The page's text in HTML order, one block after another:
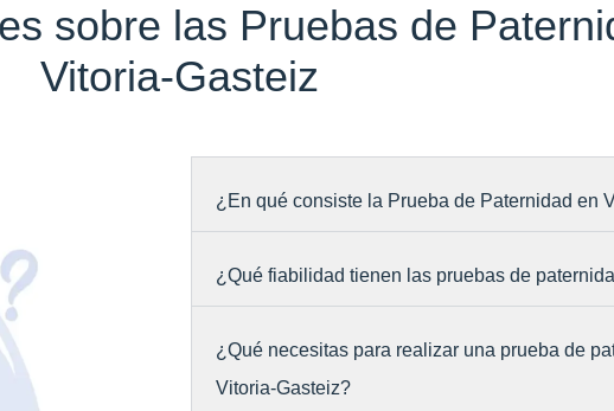
sobre las Pruebas de
Vitoria-Gasteiz
¿En qué consiste la Prueba de Paternidad en
¿Qué fiabilidad tienen las pruebas de
¿Qué necesitas para realizar una prueba de
Vitoria-Gasteiz?